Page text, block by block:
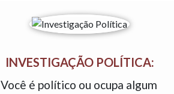
INVESTIGAÇÃO POLÍTICA:
Você é político ou ocupa algum